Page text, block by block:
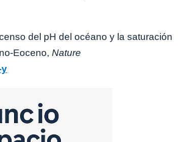
del pH del océano y la saturación
Eoceno, Nature
y